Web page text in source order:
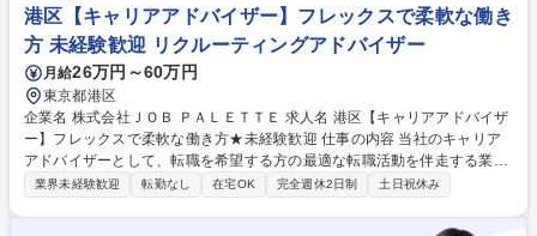
フィードバック、面接対策、適性検査対策）、クロージング対応、内定者
の入社までのフォロー 等 【変更の範囲】変更なし 募集職種 【東京/キャリ
アアドバイザー】インセンティブ有！/テレワーク可/ベテラン歓迎
港区【キャリアアドバイザー】フレックスで柔軟な働き
方 未経験歓迎 リクルーティングアドバイザー
月給26万円～60万円
東京都港区
企業名 株式会社ＪＯＢ ＰＡＬＥＴＴＥ 求人名 港区【キャリアアドバイザ
ー】フレックスで柔軟な働き方★未経験歓迎 仕事の内容 当社のキャリア
アドバイザーとして、転職を希望する方の最適な転職活動を伴走する業務
を担当いただきます。未経験大歓迎！課題発見力やコンサルティング力な
との面談対応（電話が中心）■レジュメ作成及び添削■面接日程調整■面接
業界未経験歓迎 転勤なし 在宅OK 完全週休2日制 土日祝休み